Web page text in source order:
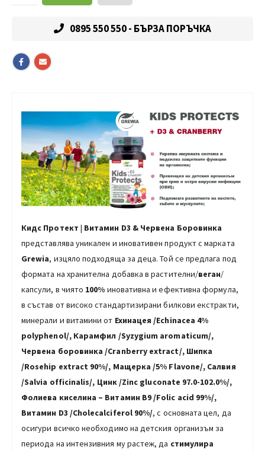
0895 550 550 - БЪРЗА ПОРЪЧКА
Кидс Протект | Витамин D3 & Червена Боровинка
представлява уникален и иновативен продукт с марката
Grewia, изцяло подходяща за деца. Той се предлага под
формата на хранителна добавка в растителни/веган/
капсули, в чиято 100% иновативна и ефективна формула,
в състав от високо стандартизирани билкови екстракти,
минерали и витамини от Ехинацея /Echinacea 4%
polyphenol/, Карамфил /Syzygium aromaticum/,
Червена боровинка /Cranberry еxtract/, Шипка
/Rosehip еxtract 90%/, Мащерка /5% Flavonе/, Салвия
/Salvia officinalis/, Цинк/Zinc gluconate 97.0-102.0%/,
Фолиева киселина – Витамин B9 /Folic acid 99%/,
Витамин D3 /Cholecalciferol 90%/, с основната цел, да
осигури всичко необходимо на детския организъм за
периода на интензивния му растеж, да стимулира